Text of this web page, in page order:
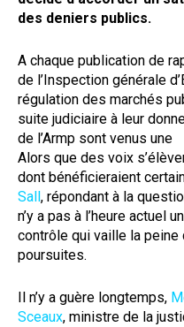
des deniers publics.
A chaque publication de
de l’Inspection générale
régulation des marchés
suite judiciaire à leur
de l’Armp sont venus une
Alors que des voix
dont bénéficieraient
Sall , répondant à la
n’y a pas à l’heure actuel
contrôle qui vaille la peine
poursuites.
Il n’y a guère longtemps,
Sceaux, ministre de la